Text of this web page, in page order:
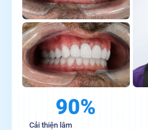
90%
Cải thiện lâm